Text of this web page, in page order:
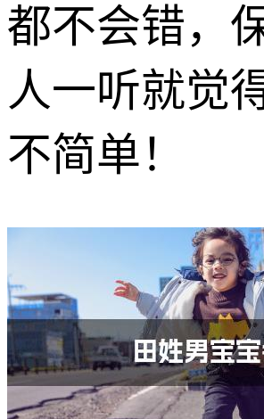
都不会错，
人一听就觉
不简单！